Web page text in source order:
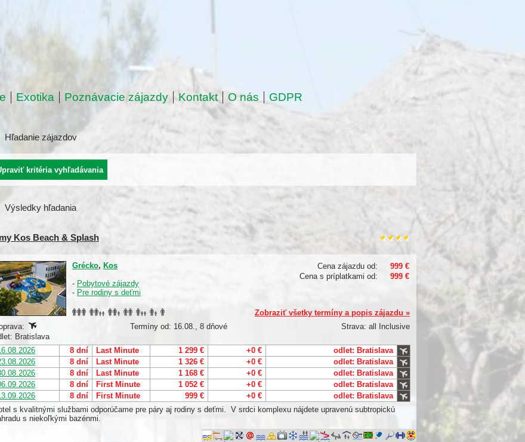
Exotika Poznávacie zájazdy Kontakt O nás GDPR
Hľadanie zájazdov
Výsledky hľadania
Kos Beach & Splash
Cena zájazdu od:
999 €
Cena s príplatkami od:
999 €
Grécko, Kos
- Pobytové zájazdy
- Pre rodiny s deťmi
Zobraziť všetky termíny a popis zájazdu »
Termíny od: 16.08., 8 dňové
Strava: all Inclusive
Bratislava
8 dní Last Minute 1 299 € +0 €
odlet: Bratislava
8 dní Last Minute 1 326 € +0 €
odlet: Bratislava
8 dní Last Minute 1 168 € +0 €
odlet: Bratislava
8 dní First Minute 1 052 € +0 €
odlet: Bratislava
8 dní First Minute 999 € +0 €
odlet: Bratislava
s kvalitnými službami odporúčame pre páry aj rodiny s deťmi. V srdci komplexu nájdete upravenú subtropickú
s niekoľkými bazénmi.